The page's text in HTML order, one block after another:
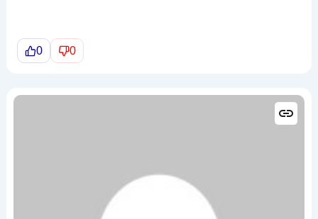
0 0